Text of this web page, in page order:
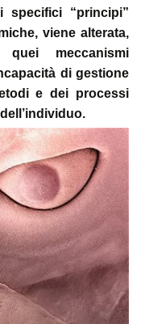
specifici “principi”
viene alterata,
meccanismi
di gestione
e dei processi